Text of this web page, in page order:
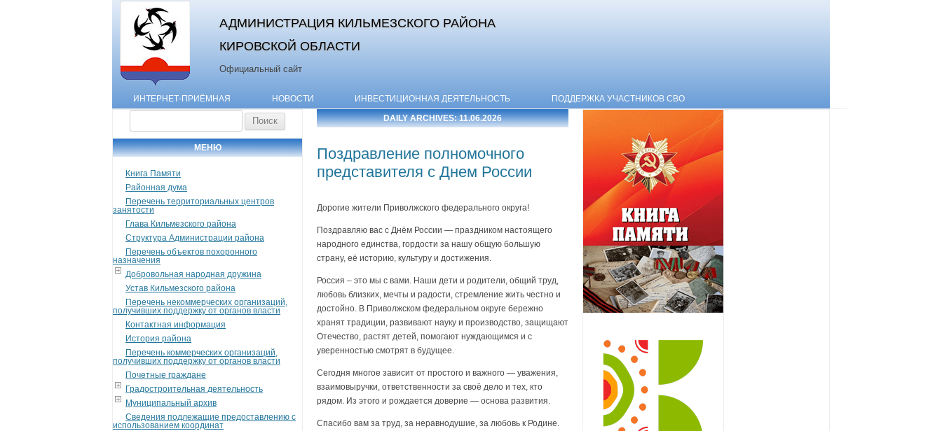
АДМИНИСТРАЦИЯ КИЛЬМЕЗСКОГО РАЙОНА
КИРОВСКОЙ ОБЛАСТИ
Официальный сайт
Skip to content
ИНТЕРНЕТ-ПРИЁМНАЯ НОВОСТИ ИНВЕСТИЦИОННАЯ ДЕЯТЕЛЬНОСТЬ ПОДДЕРЖКА УЧАСТНИКОВ СВО
МЕНЮ
Книга Памяти
Районная дума
Перечень территориальных центров
занятости
Глава Кильмезского района
Структура Администрации района
Перечень объектов похоронного
назначения
Добровольная народная дружина
Устав Кильмезского района
Перечень некоммерческих организаций,
получивших поддержку от органов власти
Контактная информация
История района
Перечень коммерческих организаций,
получивших поддержку от органов власти
Почетные граждане
Градостроительная деятельность
Муниципальный архив
Сведения подлежащие предоставлению с
использованием координат
DAILY ARCHIVES:11.06.2026
Поздравление полномочного
представителя с Днем России
Дорогие жители Приволжского федерального округа!
Поздравляю вас с Днём России — праздником настоящего
народного единства, гордости за нашу общую большую
страну, её историю, культуру и достижения.
Россия – это мы с вами. Наши дети и родители, общий труд,
любовь близких, мечты и радости, стремление жить честно и
достойно. В Приволжском федеральном округе бережно
хранят традиции, развивают науку и производство, защищают
Отечество, растят детей, помогают нуждающимся и с
уверенностью смотрят в будущее.
Сегодня многое зависит от простого и важного — уважения,
взаимовыручки, ответственности за своё дело и тех, кто
рядом. Из этого и рождается доверие — основа развития.
Спасибо вам за труд, за неравнодушие, за любовь к Родине.